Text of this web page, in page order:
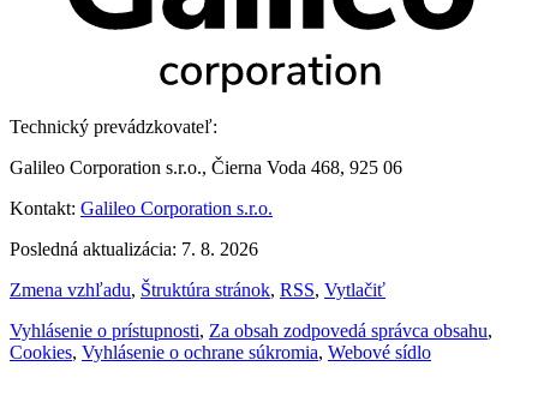
Technický prevádzkovateľ:
Galileo Corporation s.r.o., Čierna Voda 468, 925 06
Kontakt: Galileo Corporation s.r.o.
Posledná aktualizácia: 7. 8. 2026
Zmena vzhľadu, Štruktúra stránok, RSS, Vytlačiť
Vyhlásenie o prístupnosti, Za obsah zodpovedá správca obsahu,
Cookies, Vyhlásenie o ochrane súkromia, Webové sídlo